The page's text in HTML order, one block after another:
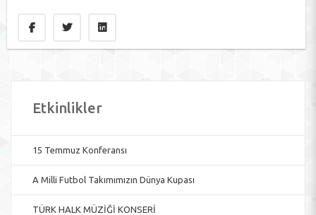
Etkinlikler
15 Temmuz Konferansı
A Milli Futbol Takımımızın Dünya Kupası
TÜRK HALK MÜZİĞİ KONSERİ